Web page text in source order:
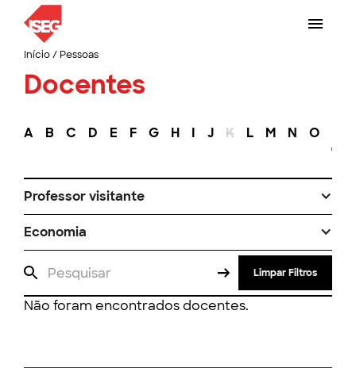
Início/ Pessoas
Docentes
A B C D E F G H I J K L M N O
Professor visitante
Economia
Limpar Filtros
Não foram encontrados docentes.